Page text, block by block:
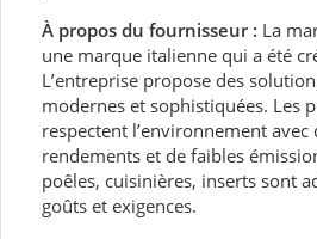
À propos du fournisseur : La
une marque italienne qui a été
L’entreprise propose des
modernes et sophistiquées. Les
respectent l’environnement
rendements et de faibles
poêles, cuisinières, inserts sont
goûts et exigences.